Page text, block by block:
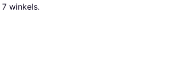
7 winkels.